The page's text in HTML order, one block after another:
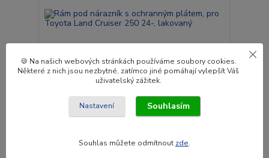
Rám pod nárazník s ochranným plátem, pro
14 280 Kč/ ks
🍪 Na našich webových stránkách používáme soubory cookies.
Některé z nich jsou nezbytné, zatímco jiné pomáhají vylepšít Váš
uživatelský zážitek.
Nastavení Souhlasím
Souhlas můžete odmítnout zde.